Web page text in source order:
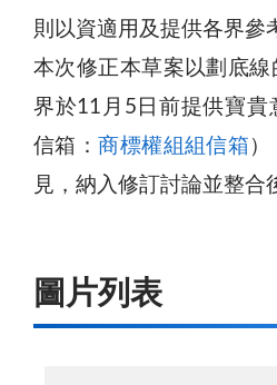
則以資適用及提供各界參
本次修正本草案以劃底
界於11月5日前提供寶貴
信箱： 商標權組組信箱
見，納入修訂討論並整合
圖片列表